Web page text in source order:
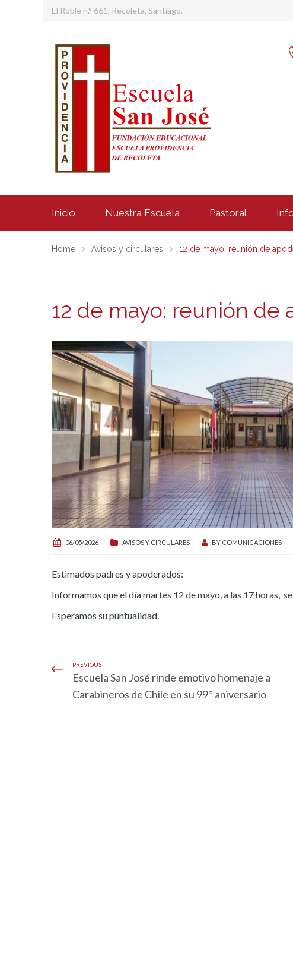
El Roble n.° 661, Recoleta, Santiago.
Inicio Nuestra Escuela Pastoral
Home Avisos y circulares 12 de mayo: reunión de
12 de mayo: reunión de
06/05/2026 AVISOS Y CIRCULARES BY COMUNICACIONES
Estimados padres y apoderados:
Informamos que el día martes 12 de mayo, a las 17 horas,
Esperamos su puntualidad.
PREVIOUS
Escuela San José rinde emotivo homenaje a
Carabineros de Chile en su 99° aniversario